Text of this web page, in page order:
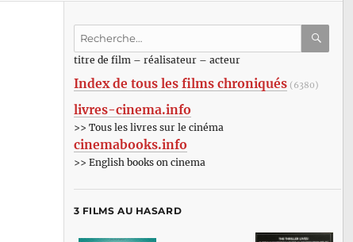
Recherche
:titre de film – réalisateur – acteur
Index de tous les films chroniqués (6380)
livres-cinema.info
>> Tous les livres sur le cinéma
cinemabooks.info
>> English books on cinema
3 FILMS AU HASARD